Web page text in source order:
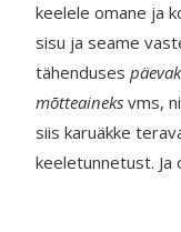
keelele omane ja
sisu ja seame
tähenduses
mõtteaineksvms,
siis karuäkke
keeletunnetust. Ja